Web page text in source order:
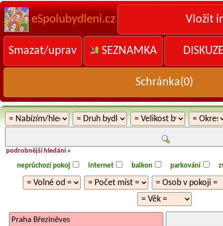
eSpolubydleni.cz Vložit
Smazat/uprav SEZNAMKA
Schránka(0)
podrobnější hledání »
neprůchozí pokoj internet balkon parkování